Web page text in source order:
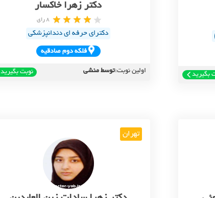
بگیرید
دکتر زهرا خاکسار
8 رای
دکترای حرفه ای دندانپزشکی
فلکه دوم صادقيه
اولین نوبت:توسط منشی نوبت بگیرید
تهران